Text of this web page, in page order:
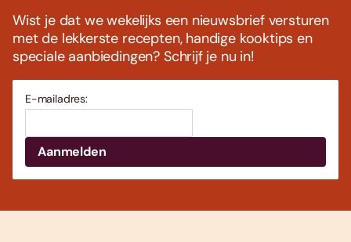
Wist je dat we wekelijks een nieuwsbrief versturen
met de lekkerste recepten, handige kooktips en
speciale aanbiedingen? Schrijf je nu in!
E-mailadres: